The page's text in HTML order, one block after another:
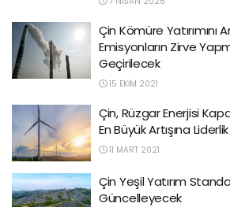
Çin Kömüre Yatırımını
Emisyonların Zirve
Geçirilecek
15 EKIM 2021
Çin, Rüzgar Enerjisi
En Büyük Artışına
11 MART 2021
Çin Yeşil Yatırım
Güncelleyecek